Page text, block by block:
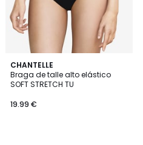
CHANTELLE
Braga de talle alto elástico
SOFT STRETCH TU
19.99 €
4,6
/ 5